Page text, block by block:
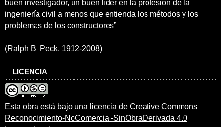
buen investigador, un buen líder en la profesión de la
ingeniería civil a menos que entienda los métodos y los
problemas de los constructores”
(Ralph B. Peck, 1912-2008)
LICENCIA
Esta obra está bajo una licencia de Creative Commons
Reconocimiento-NoComercial-SinObraDerivada 4.0